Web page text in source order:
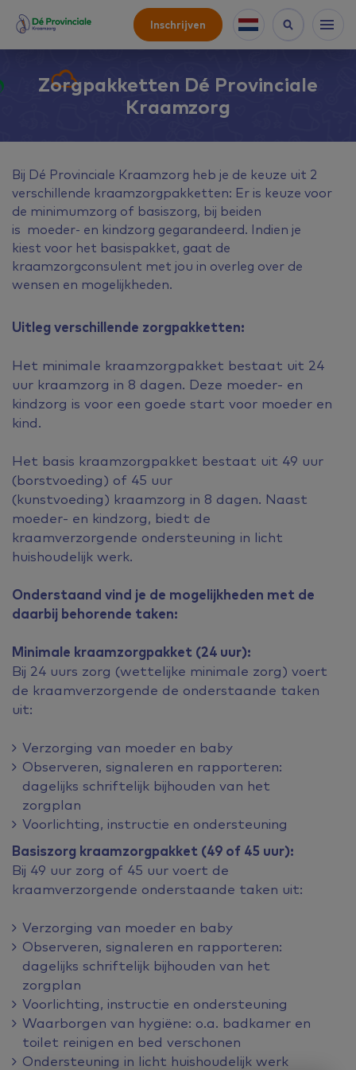
Inschrijven
Zorgpakketten Dé Provinciale
Kraamzorg
Bij Dé Provinciale Kraamzorg heb je de keuze uit 2
verschillende kraamzorgpakketten: Er is keuze voor
de minimumzorg of basiszorg, bij beiden
is moeder- en kindzorg gegarandeerd. Indien je
kiest voor het basispakket, gaat de
kraamzorgconsulent met jou in overleg over de
wensen en mogelijkheden.
Uitleg verschillende zorgpakketten:
Het minimale kraamzorgpakket bestaat uit 24
uur kraamzorg in 8 dagen. Deze moeder- en
kindzorg is voor een goede start voor moeder en
kind.
Het basis kraamzorgpakket bestaat uit 49 uur
(borstvoeding) of 45 uur
(kunstvoeding) kraamzorg in 8 dagen. Naast
moeder- en kindzorg, biedt de
kraamverzorgende ondersteuning in licht
huishoudelijk werk.
Onderstaand vind je de mogelijkheden met de
daarbij behorende taken:
Minimale kraamzorgpakket (24 uur):
Bij 24 uurs zorg (wettelijke minimale zorg) voert
de kraamverzorgende de onderstaande taken
uit:
Verzorging van moeder en baby
Observeren, signaleren en rapporteren:
dagelijks schriftelijk bijhouden van het
zorgplan
Voorlichting, instructie en ondersteuning
Basiszorg kraamzorgpakket (49 of 45 uur):
Bij 49 uur zorg of 45 uur voert de
kraamverzorgende onderstaande taken uit:
Verzorging van moeder en baby
Observeren, signaleren en rapporteren:
dagelijks schriftelijk bijhouden van het
zorgplan
Voorlichting, instructie en ondersteuning
Waarborgen van hygiëne: o.a. badkamer en
toilet reinigen en bed verschonen
Ondersteuning in licht huishoudelijk werk